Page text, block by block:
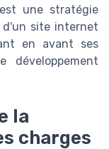
une stratégie
d'un site internet
en avant ses
développement
la
charges